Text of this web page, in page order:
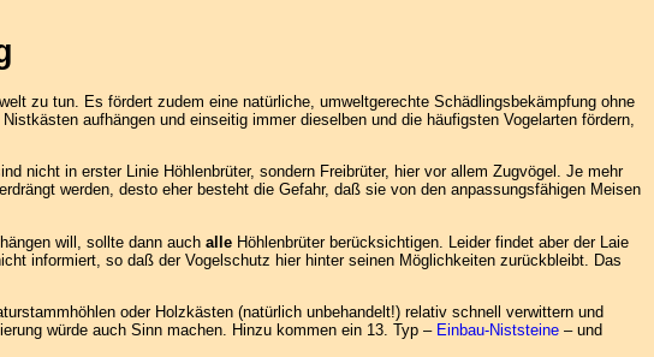
zu tun. Es fördert zudem eine natürliche, umweltgerechte Schädlingsbekämpfung ohne
aufhängen und einseitig immer dieselben und die häufigsten Vogelarten fördern,
nicht in erster Linie Höhlenbrüter, sondern Freibrüter, hier vor allem Zugvögel. Je mehr
werden, desto eher besteht die Gefahr, daß sie von den anpassungsfähigen Meisen
will, sollte dann auch alle Höhlenbrüter berücksichtigen. Leider findet aber der Laie
informiert, so daß der Vogelschutz hier hinter seinen Möglichkeiten zurückbleibt. Das
oder Holzkästen (natürlich unbehandelt!) relativ schnell verwittern und
würde auch Sinn machen. Hinzu kommen ein 13. Typ – Einbau-Niststeine – und